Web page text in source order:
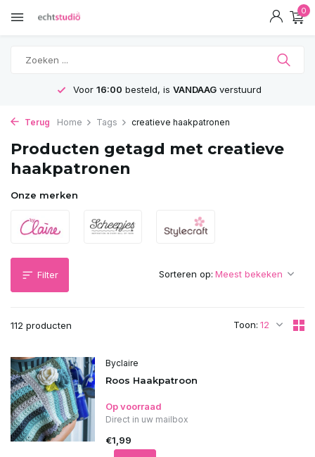
0
Voor 16:00 besteld, is VANDAAGverstuurd
Terug Home Tags creatieve haakpatronen
Producten getagd met creatieve
haakpatronen
Onze merken
Filter
112 producten Toon:
Sorteren op:
Byclaire
Roos Haakpatroon
Op voorraad
Direct in uw mailbox
€1,99